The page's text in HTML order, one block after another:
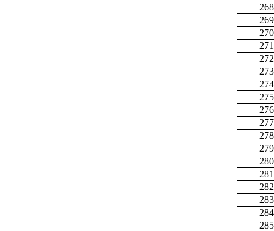
268
269
270
271
272
273
274
275
276
277
278
279
280
281
282
283
284
285